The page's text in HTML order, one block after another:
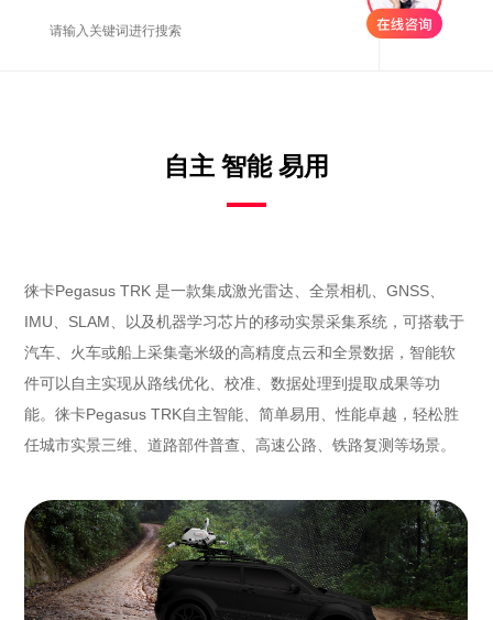
自主 智能 易用
徕卡Pegasus TRK 是一款集成激光雷达、全景相机、GNSS、
IMU、SLAM、以及机器学习芯片的移动实景采集系统，可搭载于
汽车、火车或船上采集毫米级的高精度点云和全景数据，智能软
件可以自主实现从路线优化、校准、数据处理到提取成果等功
能。徕卡Pegasus TRK自主智能、简单易用、性能卓越，轻松胜
任城市实景三维、道路部件普查、高速公路、铁路复测等场景。